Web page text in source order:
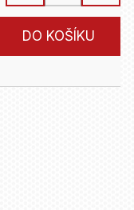
DO KOŠÍKU